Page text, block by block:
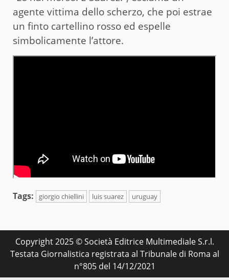
agente vittima dello scherzo, che poi estrae
un finto cartellino rosso ed espelle
simbolicamente l’attore.
Tags: giorgio chiellini luis suarez uruguay
Copyright 2025 © Società Editrice Multimediale S.r.l.
Testata Giornalistica registrata al Tribunale di Roma al
n°805 del 14/12/2021